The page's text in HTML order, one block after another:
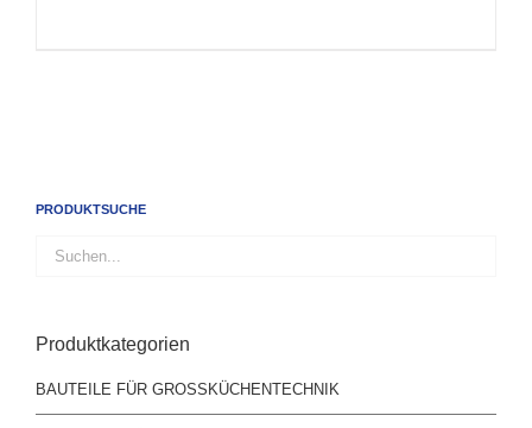
PRODUKTSUCHE
Produktkategorien
BAUTEILE FÜR GROSSKÜCHENTECHNIK